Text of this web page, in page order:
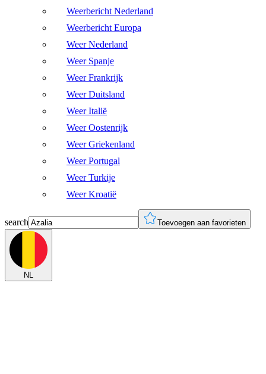
Weerbericht Nederland
Weerbericht Europa
Weer Nederland
Weer Spanje
Weer Frankrijk
Weer Duitsland
Weer Italië
Weer Oostenrijk
Weer Griekenland
Weer Portugal
Weer Turkije
Weer Kroatië
search Toevoegen aan favorieten
NL